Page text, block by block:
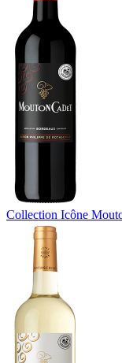
Collection Icône